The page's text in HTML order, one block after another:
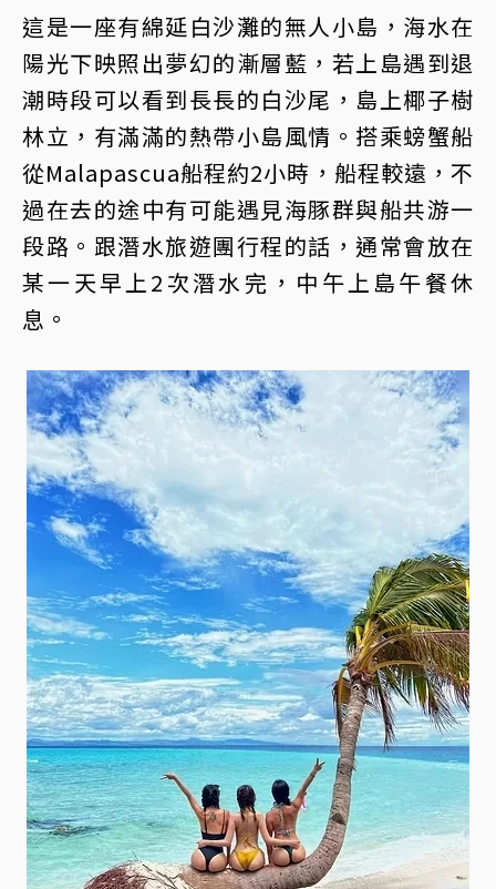
這是一座有綿延白沙灘的無人小島，海水在
陽光下映照出夢幻的漸層藍，若上島遇到退
潮時段可以看到長長的白沙尾，島上椰子樹
林立，有滿滿的熱帶小島風情。搭乘螃蟹船
從Malapascua船程約2小時，船程較遠，不
過在去的途中有可能遇見海豚群與船共游一
段路。跟潛水旅遊團行程的話，通常會放在
某一天早上2次潛水完，中午上島午餐休
息。